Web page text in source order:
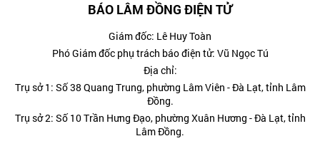
BÁO LÂM ĐỒNG ĐIỆN TỬ
Giám đốc: Lê Huy Toàn
Phó Giám đốc phụ trách báo điện tử: Vũ Ngọc Tú
Địa chỉ:
Trụ sở 1: Số 38 Quang Trung, phường Lâm Viên - Đà Lạt, tỉnh Lâm
Đồng.
Trụ sở 2: Số 10 Trần Hưng Đạo, phường Xuân Hương - Đà Lạt, tỉnh
Lâm Đồng.